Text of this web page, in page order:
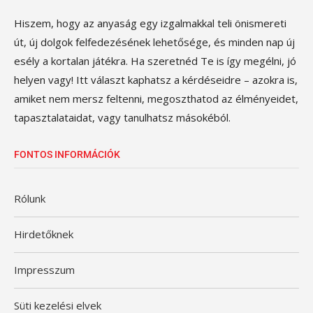
Hiszem, hogy az anyaság egy izgalmakkal teli önismereti
út, új dolgok felfedezésének lehetősége, és minden nap új
esély a kortalan játékra. Ha szeretnéd Te is így megélni, jó
helyen vagy! Itt választ kaphatsz a kérdéseidre – azokra is,
amiket nem mersz feltenni, megoszthatod az élményeidet,
tapasztalataidat, vagy tanulhatsz másokéból.
FONTOS INFORMÁCIÓK
Rólunk
Hirdetőknek
Impresszum
Süti kezelési elvek